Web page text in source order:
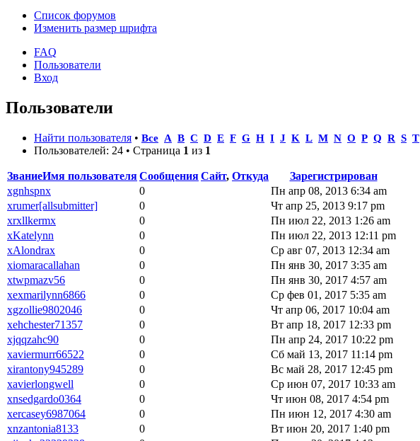
Список форумов
Изменить размер шрифта
FAQ
Пользователи
Вход
Пользователи
Найти пользователя • Все A B C D E F G H I J K L M N O P Q R S T
Пользователей: 24 • Страница 1 из 1
ЗваниеИмя пользователяСообщенияСайт, Откуда
Зарегистрирован
xgnhspnx
0
Пн апр 08, 2013 6:34 am
xrumer[allsubmitter]
0
Чт апр 25, 2013 9:17 pm
xrxllkermx
0
Пн июл 22, 2013 1:26 am
xKatelynn
0
Пн июл 22, 2013 12:11 pm
xAlondrax
0
Ср авг 07, 2013 12:34 am
xiomaracallahan
0
Пн янв 30, 2017 3:35 am
xtwpmazv56
0
Пн янв 30, 2017 4:57 am
xexmarilynn6866
0
Ср фев 01, 2017 5:35 am
xgzollie9802046
0
Чт апр 06, 2017 10:04 am
xehchester71357
0
Вт апр 18, 2017 12:33 pm
xjqqzahc90
0
Пн апр 24, 2017 10:22 pm
xaviermurr66522
0
Сб май 13, 2017 11:14 pm
xirantony945289
0
Вс май 28, 2017 12:45 pm
xavierlongwell
0
Ср июн 07, 2017 10:33 am
xnsedgardo0364
0
Чт июн 08, 2017 4:54 pm
xercasey6987064
0
Пн июн 12, 2017 4:30 am
xnzantonia8133
0
Вт июн 20, 2017 1:40 pm